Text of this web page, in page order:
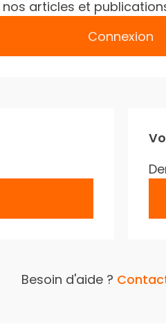
articles et
Connexion
Besoin d'aide ?